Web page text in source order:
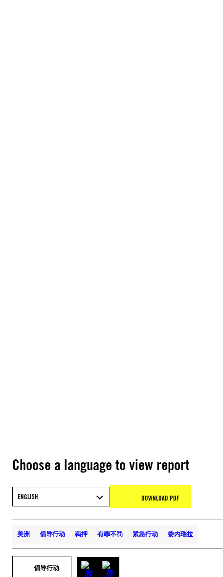
Choose a language to view report
ENGLISH DOWNLOAD PDF
美洲 倡导行动 羁押 有罪不罚 紧急行动 委内瑞拉
倡导行动